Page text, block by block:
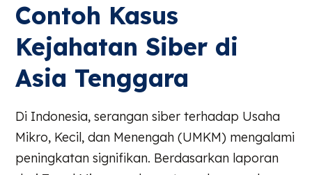
Contoh Kasus
Kejahatan Siber di
Asia Tenggara
Di Indonesia, serangan siber terhadap Usaha
Mikro, Kecil, dan Menengah (UMKM) mengalami
peningkatan signifikan. Berdasarkan laporan